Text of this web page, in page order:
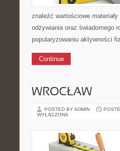
znaleźć wartościowe
odżywiania oraz świadomego
popularyzowaniu aktywności
Continue
WROCŁAW
POSTED BY ADMIN
WYŁĄCZONA